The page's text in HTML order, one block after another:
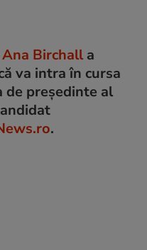
Ana Birchall a
va intra în cursa
președinte al
.